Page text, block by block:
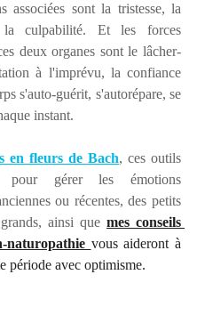
associées sont la tristesse, la
la culpabilité. Et les forces
deux organes sont le lâcher-
à l'imprévu, la confiance
s'auto-guérit, s'autorépare, se
instant.
en fleurs de Bach, ces outils
pour gérer les émotions
ou récentes, des petits
ainsi que mes conseils
naturopathie vous aideront à
période avec optimisme.